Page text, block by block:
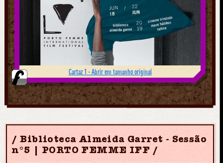
Cartaz 1 - Abrir em tamanho original
Biblioteca Almeida Garret - Sessão
n°5 | PORTO FEMME IFF